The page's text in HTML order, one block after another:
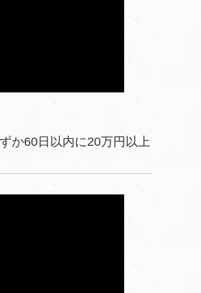
か60日以内に20万円以上